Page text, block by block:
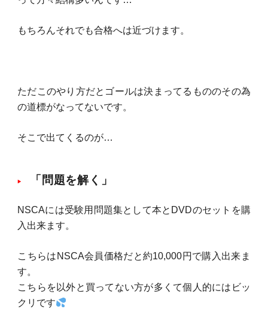
もちろんそれでも合格へは近づけます。
ただこのやり方だとゴールは決まってるもののその為
の道標がなってないです。
そこで出てくるのが…
「問題を解く」
NSCAには受験用問題集として本とDVDのセットを購
入出来ます。
こちらはNSCA会員価格だと約10,000円で購入出来ま
す。
こちらを以外と買ってない方が多くて個人的にはビッ
クリです